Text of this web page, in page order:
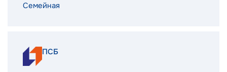
Семейная
ПСБ